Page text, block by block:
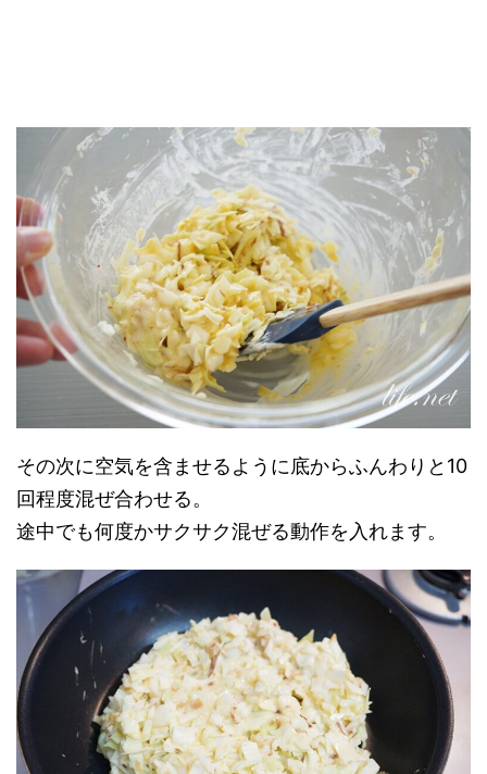
その次に空気を含ませるように底からふんわりと10
回程度混ぜ合わせる。
途中でも何度かサクサク混ぜる動作を入れます。